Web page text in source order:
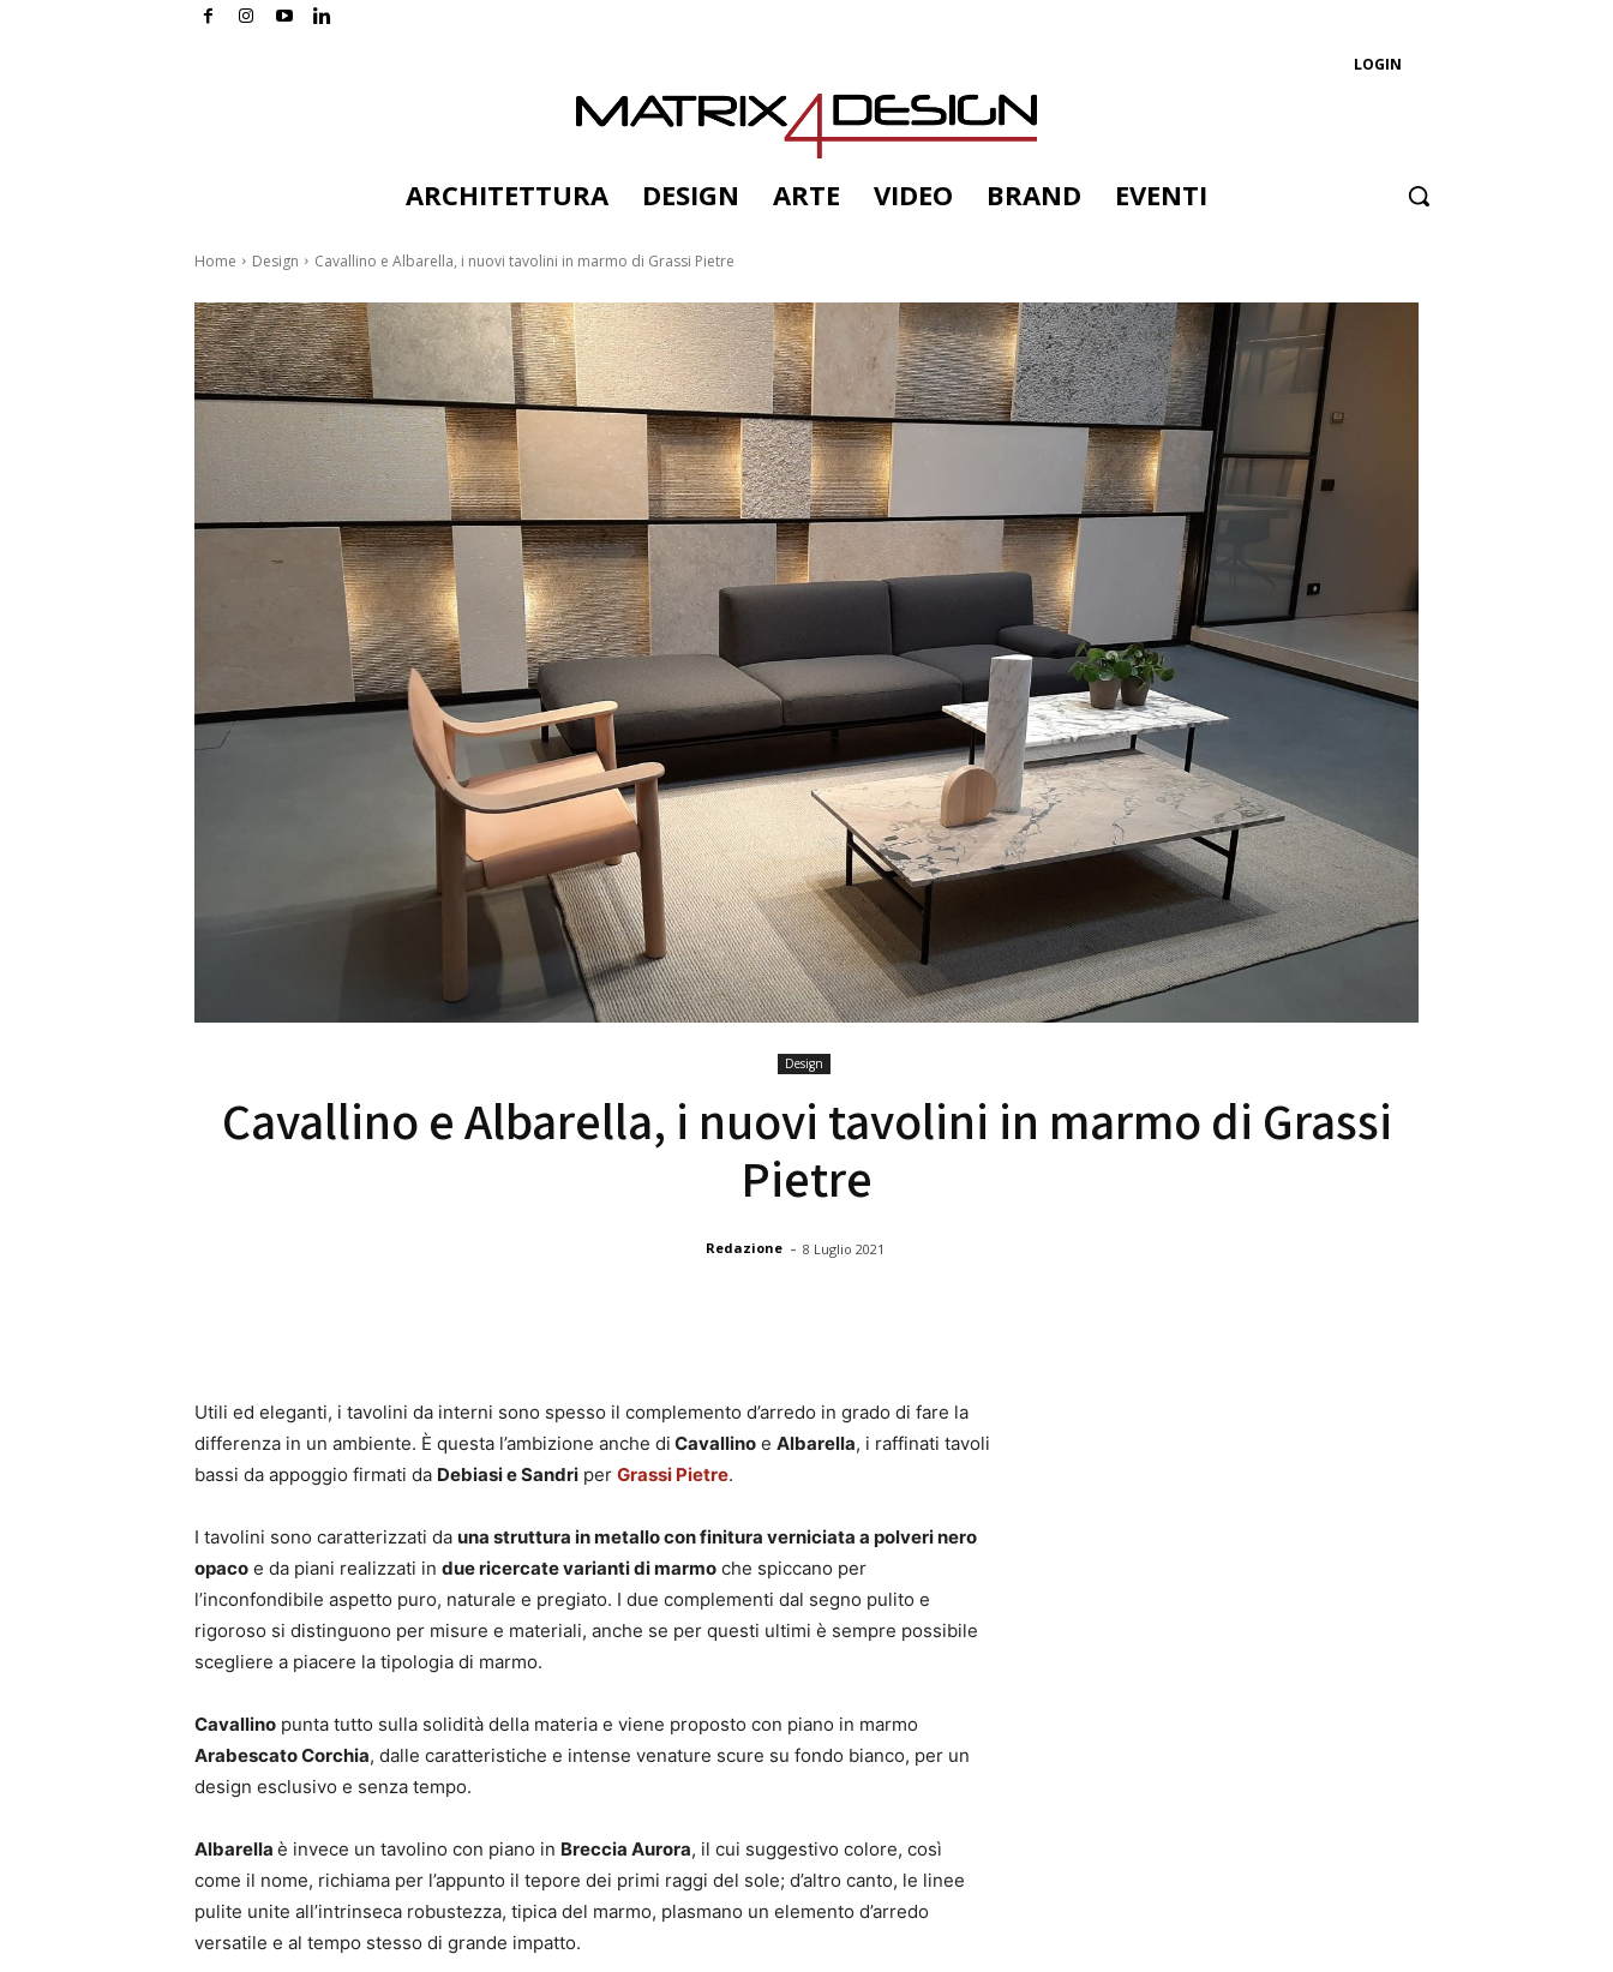
LOGIN
ARCHITETTURA DESIGN ARTE VIDEO BRAND EVENTI
Home Design Cavallino e Albarella, i nuovi tavolini in marmo di Grassi Pietre
Design
Cavallino e Albarella, i nuovi tavolini in marmo di Grassi
Pietre
Redazione - 8 Luglio 2021
Utili ed eleganti, i tavolini da interni sono spesso il complemento d’arredo in grado di fare la
differenza in un ambiente. È questa l’ambizione anche di Cavallino e Albarella, i raffinati tavoli
bassi da appoggio firmati da Debiasi e Sandri per Grassi Pietre.
I tavolini sono caratterizzati da una struttura in metallo con finitura verniciata a polveri nero
opaco e da piani realizzati in due ricercate varianti di marmo che spiccano per
l’inconfondibile aspetto puro, naturale e pregiato. I due complementi dal segno pulito e
rigoroso si distinguono per misure e materiali, anche se per questi ultimi è sempre possibile
scegliere a piacere la tipologia di marmo.
Cavallino punta tutto sulla solidità della materia e viene proposto con piano in marmo
Arabescato Corchia, dalle caratteristiche e intense venature scure su fondo bianco, per un
design esclusivo e senza tempo.
Albarella è invece un tavolino con piano in Breccia Aurora, il cui suggestivo colore, così
come il nome, richiama per l’appunto il tepore dei primi raggi del sole; d’altro canto, le linee
pulite unite all’intrinseca robustezza, tipica del marmo, plasmano un elemento d’arredo
versatile e al tempo stesso di grande impatto.